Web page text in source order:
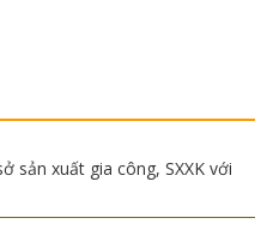
sản xuất gia công, SXXK với